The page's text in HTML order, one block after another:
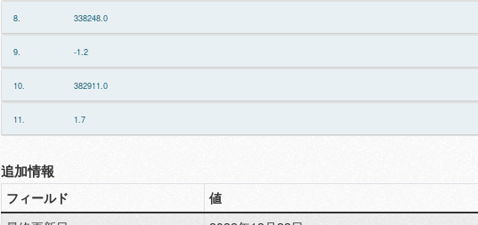
8. 338248.0
9. -1.2
10. 382911.0
11. 1.7
追加情報
フィールド
値